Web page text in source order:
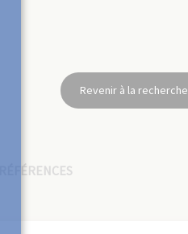
Revenir à la recherche
RÉFÉRENCES